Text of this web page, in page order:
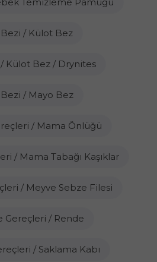
/ Külot Bez
Külot Bez / Drynites
/ Mayo Bez
/ Mama Önlüğü
/ Mama Tabağı Kaşıklar
/ Meyve Sebze Filesi
Gereçleri / Rende
/ Saklama Kabı